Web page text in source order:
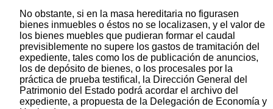
No obstante, si en la masa hereditaria no figurasen
bienes inmuebles o éstos no se localizasen, y el valor de
los bienes muebles que pudieran formar el caudal
previsiblemente no supere los gastos de tramitación del
expediente, tales como los de publicación de anuncios,
los de depósito de bienes, o los procesales por la
práctica de prueba testifical, la Dirección General del
Patrimonio del Estado podrá acordar el archivo del
expediente, a propuesta de la Delegación de Economía y